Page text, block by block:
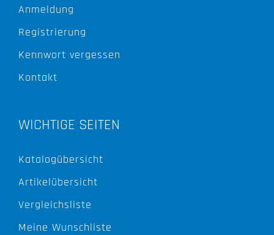
Anmeldung
Registrierung
Kennwort vergessen
Kontakt
WICHTIGE SEITEN
Katalogübersicht
Artikelübersicht
Vergleichsliste
Meine Wunschliste